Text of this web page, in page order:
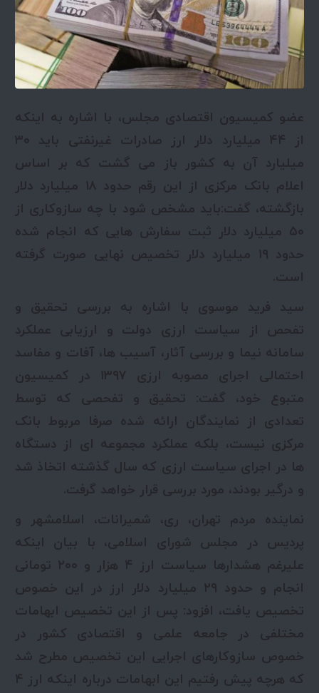
عضو کمیسیون اقتصادی مجلس، با اشاره به اینکه
از ۴۴ میلیارد دلار ارز صادرات غیرنفتی باید ۳۰
میلیارد آن به کشور باز می گشت که بر اساس
اعلام بانک مرکزی از این رقم حدود ۱۸ میلیارد دلار
بازگشته، گفت:باید مشخص شود با چه سازوکاری از
۵۰ میلیارد دلار ثبت سفارش هایی که انجام شده
حدود ۱۹ میلیارد دلار تخصیص نهایی صورت گرفته
است.
سید فرید موسوی با اشاره به بررسی تحقیق و
تفحص از سیاست ارزی دولت و ارزیابی عملکرد
سامانه نیما و بررسی آثار، آسیب ها، آفات و مفاسد
احتمالی اجرای مصوبه ارزی ۱۳۹۷ در کمیسیون
متبوع خود، گفت: تحقیق و تفحصی که توسط
تعدادی از نمایندگان ارائه شده صرفا مربوط بانک
مرکزی نیست، بلکه عملکرد مجموعه ای از دستگاه
ها در اجرای سیاست ارزی که سال گذشته اتخاذ شد
و درگیر بودند، مورد بررسی قرار خواهد گرفت.
نماینده مردم تهران، ری، شمیرانات، اسلامشهر و
پردیس در مجلس شورای اسلامی، با بیان اینکه
علیرغم هشدارها سیاست ارز ۴ هزار و ۲۰۰ تومانی
انجام و حدود ۲۹ میلیارد دلار ارز در این خصوص
تخصیص یافت، افزود: پس از این تخصیص ابهامات
مختلفی در جامعه علمی و اقتصادی کشور در
خصوص سازوکارهای اجرایی این تخصیص مطرح شد